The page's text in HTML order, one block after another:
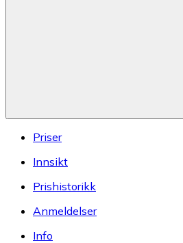
Priser
Innsikt
Prishistorikk
Anmeldelser
Info